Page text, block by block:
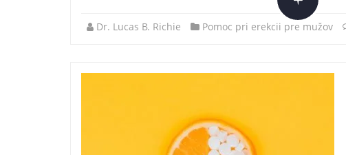
Dr. Lucas B. Richie Pomoc pri erekcii pre mužov